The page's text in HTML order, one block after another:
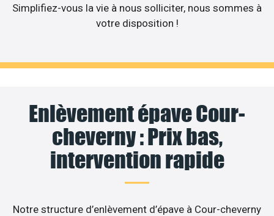
Simplifiez-vous la vie à nous solliciter, nous sommes à
votre disposition !
Enlèvement épave Cour-
cheverny : Prix bas,
intervention rapide
Notre structure d’enlèvement d’épave à Cour-cheverny